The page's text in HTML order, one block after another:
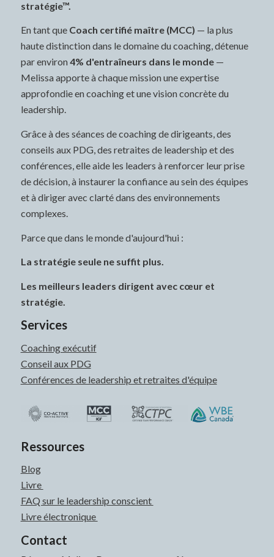
stratégie™.
En tant que Coach certifié maître (MCC) — la plus
haute distinction dans le domaine du coaching, détenue
par environ 4% d'entraîneurs dans le monde—
Melissa apporte à chaque mission une expertise
approfondie en coaching et une vision concrète du
leadership.
Grâce à des séances de coaching de dirigeants, des
conseils aux PDG, des retraites de leadership et des
conférences, elle aide les leaders à renforcer leur prise
de décision, à instaurer la confiance au sein des équipes
et à diriger avec clarté dans des environnements
complexes.
Parce que dans le monde d'aujourd'hui :
La stratégie seule ne suffit plus.
Les meilleurs leaders dirigent avec cœur et
stratégie.
Services
Coaching exécutif
Conseil aux PDG
Conférences de leadership et retraites d'équipe
Ressources
Blog
Livre
FAQ sur le leadership conscient
Livre électronique
Contact